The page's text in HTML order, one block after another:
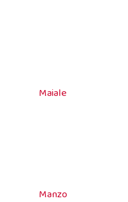
Maiale
Manzo